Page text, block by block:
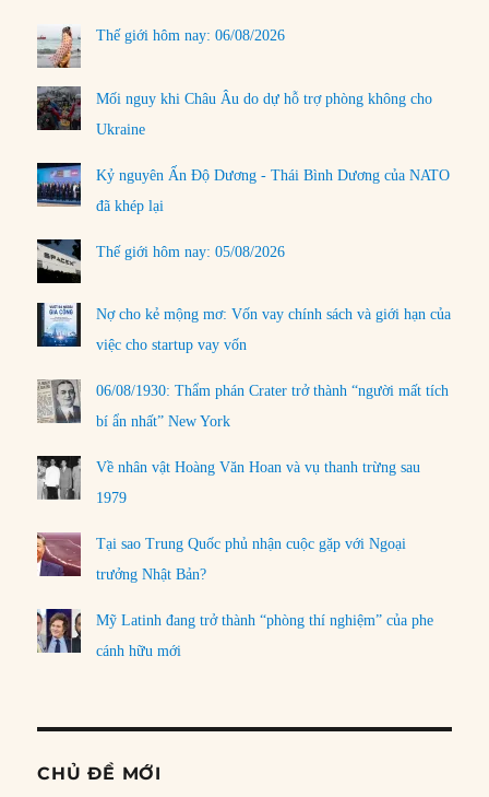
Thế giới hôm nay: 06/08/2026
Mối nguy khi Châu Âu do dự hỗ trợ phòng không cho
Ukraine
Kỷ nguyên Ấn Độ Dương - Thái Bình Dương của NATO
đã khép lại
Thế giới hôm nay: 05/08/2026
Nợ cho kẻ mộng mơ: Vốn vay chính sách và giới hạn của
việc cho startup vay vốn
06/08/1930: Thẩm phán Crater trở thành “người mất tích
bí ẩn nhất” New York
Về nhân vật Hoàng Văn Hoan và vụ thanh trừng sau
1979
Tại sao Trung Quốc phủ nhận cuộc gặp với Ngoại
trưởng Nhật Bản?
Mỹ Latinh đang trở thành “phòng thí nghiệm” của phe
cánh hữu mới
CHỦ ĐỀ MỚI